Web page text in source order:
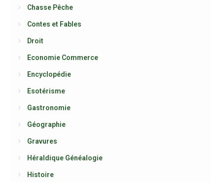
Chasse Pêche
Contes et Fables
Droit
Economie Commerce
Encyclopédie
Esotérisme
Gastronomie
Géographie
Gravures
Héraldique Généalogie
Histoire